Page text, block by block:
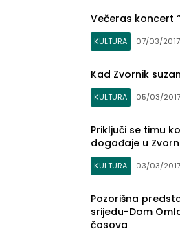
Večeras koncert
KULTURA 07/03/2017
Kad Zvornik
KULTURA 05/03/2017
Priključi se timu
događaje u
KULTURA 03/03/2017
Pozorišna
srijedu-Dom
časova